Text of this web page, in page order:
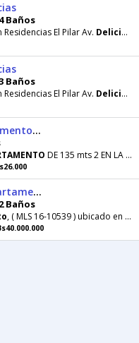
Baños
Residencias El Pilar Av. Delicias
Baños
Residencias El Pilar Av. Delicias
Vendo Barato Apartamento en Delicia
DE 135 mts 2 EN LA ZONA NORTE DE
Hermoso y Fresco Apartamento en Sector Delicias VENDO
Baños
, ( MLS 16-10539 ) ubicado en una zona tranquila y residencial de